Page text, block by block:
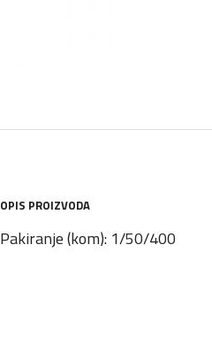
OPIS PROIZVODA
Pakiranje (kom): 1/50/400